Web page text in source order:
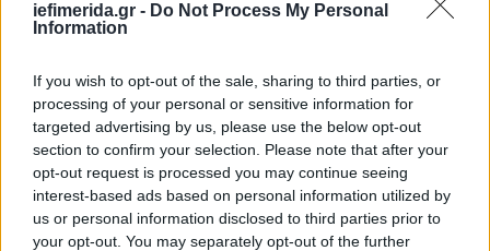
iefimerida.gr - Do Not Process My Personal
Information
If you wish to opt-out of the sale, sharing to third parties, or
processing of your personal or sensitive information for
targeted advertising by us, please use the below opt-out
section to confirm your selection. Please note that after your
opt-out request is processed you may continue seeing
interest-based ads based on personal information utilized by
us or personal information disclosed to third parties prior to
your opt-out. You may separately opt-out of the further
Συζήτηση απόψε και παρουσίαση της παράστασης «Αναζητώντας την
Ελένη» της Νατάσα Νταϊλιάνη στις Γυναικείες Φυλακές Κορυδαλλού,
στο πλαίσιο του εργαστηρίου «Το Θέατρο ως Πράξη Ελευθερίας» που
το Δημοτικό Θέατρο Πειραιά διοργανώνει στον ίδιο χώρο από το 2024